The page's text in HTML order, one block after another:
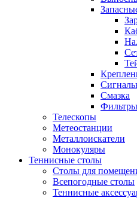
Смазка
Фильтры
Телескопы
Метеостанции
Металлоискатели
Монокуляры
Теннисные столы
Столы для
Всепогодные столы
Теннисные